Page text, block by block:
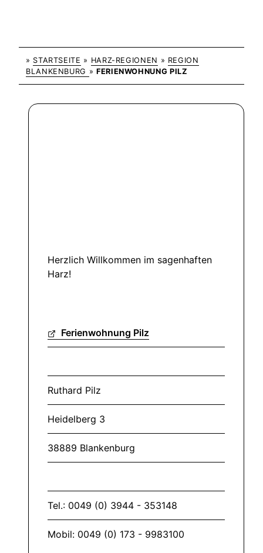
» STARTSEITE » HARZ-REGIONEN » REGION
BLANKENBURG » FERIENWOHNUNG PILZ
Herzlich Willkommen im sagenhaften
Harz!
Ferienwohnung Pilz
Ruthard Pilz
Heidelberg 3
38889 Blankenburg
Tel.: 0049 (0) 3944 - 353148
Mobil: 0049 (0) 173 - 9983100